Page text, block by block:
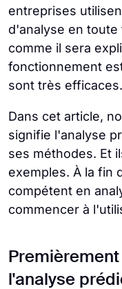
entreprises
d'analyse en
comme il sera
fonctionnement
sont très efficaces.
Dans cet article,
signifie l'analyse
ses méthodes. Et
exemples. À la fin
compétent en
commencer à
l'analyse